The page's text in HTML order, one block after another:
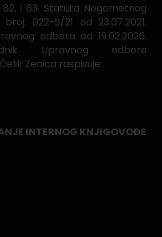
i 83. Statuta Nogometnog
022-S/21 od 23.07.2021.
odbora od 19.02.2026.
Upravnog odbora
Zenica raspisuje:
INTERNOG KNJIGOVOĐE